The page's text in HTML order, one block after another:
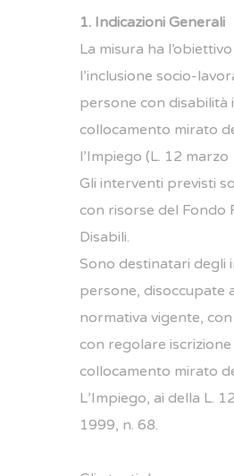
1. Indicazioni Generali
La misura ha
l’inclusione socio-
persone con disabilità
collocamento mirato
l’Impiego (L. 12 marzo
Gli interventi previsti
con risorse del Fondo
Disabili.
Sono destinatari degli
persone, disoccupate
normativa vigente,
con regolare
collocamento mirato
L’Impiego, ai della L.
1999, n. 68.